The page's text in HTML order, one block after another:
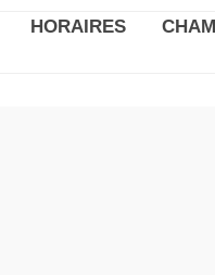
HORAIRES